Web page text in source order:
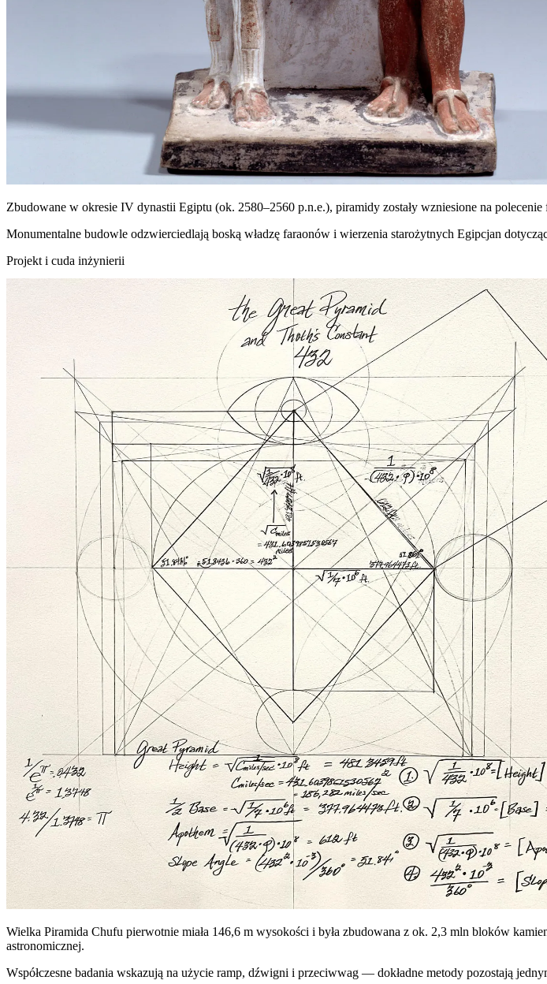
Zbudowane w okresie IV dynastii Egiptu (ok. 2580–2560 p.n.e.), piramidy zostały wzniesione na
Monumentalne budowle odzwierciedlają boską władzę faraonów i wierzenia starożytnych Egipcjan
Projekt i cuda inżynierii
Wielka Piramida Chufu pierwotnie miała 146,6 m wysokości i była zbudowana z ok. 2,3 mln bloków
astronomicznej.
Współczesne badania wskazują na użycie ramp, dźwigni i przeciwwag — dokładne metody pozostają